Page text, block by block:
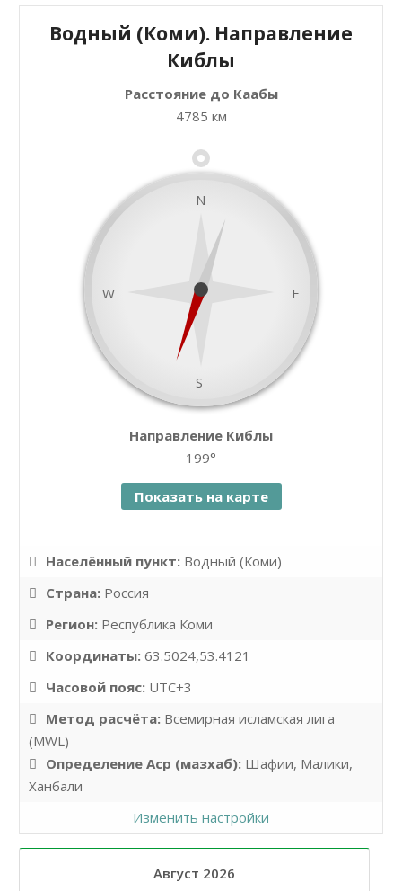
Водный (Коми). Направление
Киблы
Расстояние до Каабы
4785 км
N
E
W
S
Направление Киблы
199°
Показать на карте
Leaflet| ©OpenStreetMap
Населённый пункт: Водный (Коми)
Страна: Россия
Регион: Республика Коми
Координаты: 63.5024,53.4121
Часовой пояс: UTC+3
Метод расчёта: Всемирная исламская лига
(MWL)
Определение Аср (мазхаб): Шафии, Малики,
Ханбали
Изменить настройки
Август 2026